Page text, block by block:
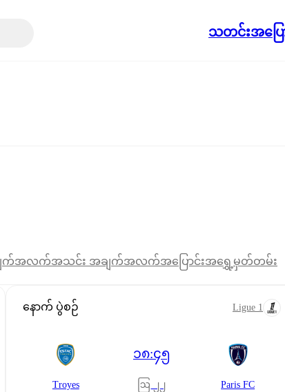
သတင်းအပြ
ျက်အလက်အသင်း အချက်အလက်အပြောင်းအရွှေ့ မှတ်တမ်း
နောက် ပွဲစဉ် Ligue 1
Troyes
၁၈:၄၅
ဩ ၂၂ Paris FC